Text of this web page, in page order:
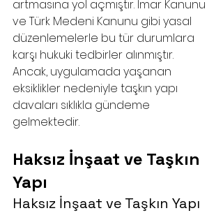
artmasına yol açmıştır. İmar Kanunu
ve Türk Medeni Kanunu gibi yasal
düzenlemelerle bu tür durumlara
karşı hukuki tedbirler alınmıştır.
Ancak, uygulamada yaşanan
eksiklikler nedeniyle taşkın yapı
davaları sıklıkla gündeme
gelmektedir.
Haksız İnşaat ve Taşkın
Yapı
Haksız İnşaat ve Taşkın Yapı